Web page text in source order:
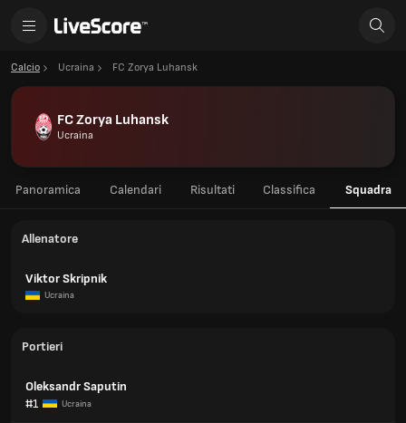
Calcio Ucraina FC Zorya Luhansk
FC Zorya Luhansk
Ucraina
Panoramica Calendari Risultati Classifica Squadra
Allenatore
Viktor Skripnik
Ucraina
Portieri
Oleksandr Saputin
#1
Ucraina